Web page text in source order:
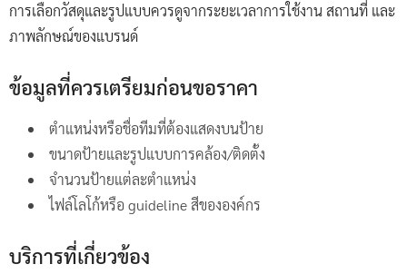
การเลือกวัสดุและรูปแบบควรดูจากระยะเวลาการใช้งาน สถานที่ และ
ภาพลักษณ์ของแบรนด์
ข้อมูลที่ควรเตรียมก่อนขอราคา
ตำแหน่งหรือชื่อทีมที่ต้องแสดงบนป้าย
ขนาดป้ายและรูปแบบการคล้อง/ติดตั้ง
จำนวนป้ายแต่ละตำแหน่ง
ไฟล์โลโก้หรือ guideline สีขององค์กร
บริการที่เกี่ยวข้อง